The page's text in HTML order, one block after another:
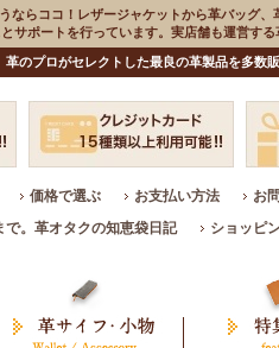
ならココ！レザージャケットから革バッグ、
サポートを行っています。実店舗も運営す
のプロがセレクトした最良の革製品を多数
価格で選ぶ お支払い方法 お
。革オタクの知恵袋日記
ショッピ